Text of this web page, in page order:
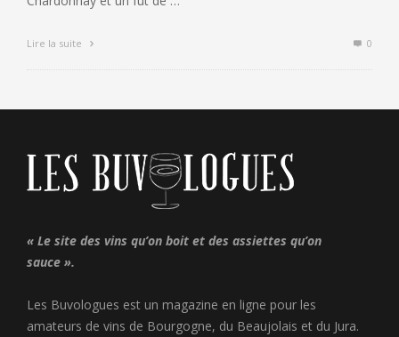
Lire la suite 0
« Le site des vins qu’on boit et des assiettes qu’on
sauce ».
Les Buvologues est un magazine en ligne pour les
amateurs de vins de Bourgogne, du Beaujolais et du Jura.